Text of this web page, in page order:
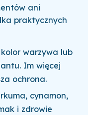
ani
praktycznych
warzywa lub
Im więcej
ochrona.
cynamon,
i zdrowie